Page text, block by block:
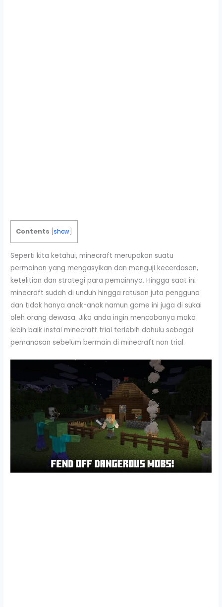
Contents [show
Seperti kita ketahui, minecraft merupakan suatu
permainan yang mengasyikan dan menguji kecerdasan,
ketelitian dan strategi para pemainnya. Hingga saat ini
minecraft sudah di unduh hingga ratusan juta pengguna
dan tidak hanya anak-anak namun game ini juga di sukai
oleh orang dewasa. Jika anda ingin mencobanya maka
lebih baik instal minecraft trial terlebih dahulu sebagai
pemanasan sebelum bermain di minecraft non trial.